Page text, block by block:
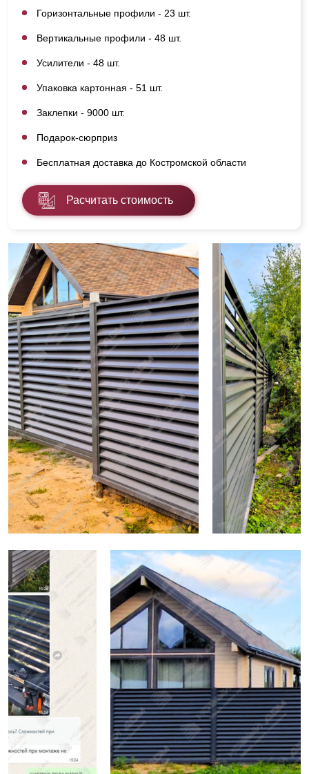
Горизонтальные профили - 23 шт.
Вертикальные профили - 48 шт.
Усилители - 48 шт.
Упаковка картонная - 51 шт.
Заклепки - 9000 шт.
Подарок-сюрприз
Бесплатная доставка до Костромской области
Расчитать стоимость